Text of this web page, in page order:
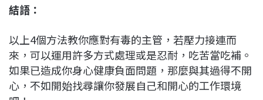
結語：
以上4個方法教你應對有毒的主管，若壓力接連而
來，可以運用許多方式處理或是忍耐，吃苦當吃補。
如果已造成你身心健康負面問題，那麼與其過得不開
心，不如開始找尋讓你發展自己和開心的工作環境